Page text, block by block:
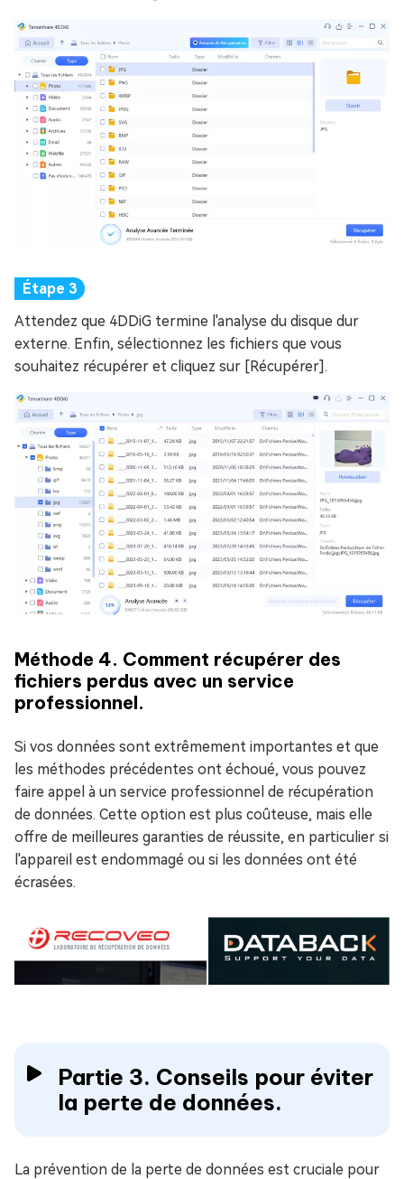
Attendez que 4DDiG termine l'analyse du disque dur
externe. Enfin, sélectionnez les fichiers que vous
souhaitez récupérer et cliquez sur [Récupérer].
Méthode 4. Comment récupérer des
fichiers perdus avec un service
professionnel.
Si vos données sont extrêmement importantes et que
les méthodes précédentes ont échoué, vous pouvez
faire appel à un service professionnel de récupération
de données. Cette option est plus coûteuse, mais elle
offre de meilleures garanties de réussite, en particulier si
l'appareil est endommagé ou si les données ont été
écrasées.
Partie 3. Conseils pour éviter
la perte de données.
La prévention de la perte de données est cruciale pour